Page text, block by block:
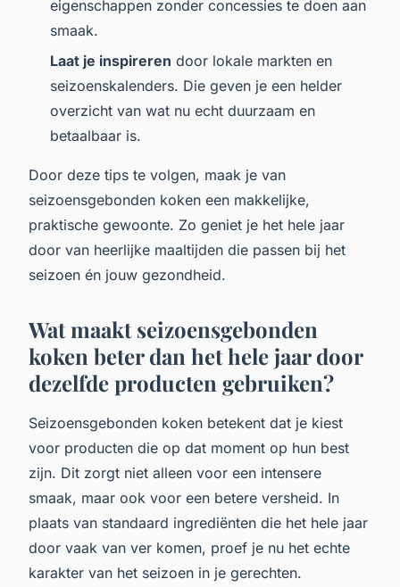
eigenschappen zonder concessies te doen aan
smaak.
Laat je inspireren door lokale markten en
seizoenskalenders. Die geven je een helder
overzicht van wat nu echt duurzaam en
betaalbaar is.
Door deze tips te volgen, maak je van
seizoensgebonden koken een makkelijke,
praktische gewoonte. Zo geniet je het hele jaar
door van heerlijke maaltijden die passen bij het
seizoen én jouw gezondheid.
Wat maakt seizoensgebonden
koken beter dan het hele jaar door
dezelfde producten gebruiken?
Seizoensgebonden koken betekent dat je kiest
voor producten die op dat moment op hun best
zijn. Dit zorgt niet alleen voor een intensere
smaak, maar ook voor een betere versheid. In
plaats van standaard ingrediënten die het hele jaar
door vaak van ver komen, proef je nu het echte
karakter van het seizoen in je gerechten.